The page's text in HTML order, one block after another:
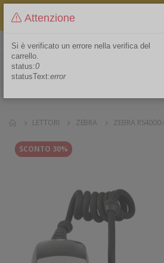
Il sito non chiude mai ma i nostri
agosto 2026 al 16
Area Riservata
LETTORI ZEBRA ZEBRA
SCONTO 30%
Attenzione
Si è verificato un errore nella verifica del
carrello.
status:0
statusText:error